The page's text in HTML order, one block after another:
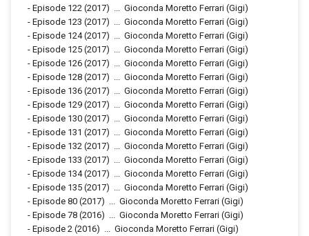
- Episode 122 (2017)
Gioconda Moretto Ferrari (Gigi)
- Episode 123 (2017)
Gioconda Moretto Ferrari (Gigi)
- Episode 124(2017)
Gioconda Moretto Ferrari (Gigi)
- Episode 125 (2017)
Gioconda Moretto Ferrari (Gigi)
- Episode 126 (2017)
Gioconda Moretto Ferrari (Gigi)
- Episode 128 (2017)
Gioconda Moretto Ferrari (Gigi)
- Episode 136 (2017)
Gioconda Moretto Ferrari (Gigi)
- Episode 129 (2017)
Gioconda Moretto Ferrari (Gigi)
- Episode 130 (2017)
Gioconda Moretto Ferrari (Gigi)
- Episode 131 (2017)
Gioconda Moretto Ferrari (Gigi)
- Episode 132 (2017)
Gioconda Moretto Ferrari (Gigi)
- Episode 133 (2017)
Gioconda Moretto Ferrari (Gigi)
- Episode 134(2017)
Gioconda Moretto Ferrari (Gigi)
- Episode 135 (2017)
Gioconda Moretto Ferrari (Gigi)
- Episode 80 (2017)
Gioconda Moretto Ferrari (Gigi)
- Episode 78 (2016)
Gioconda Moretto Ferrari (Gigi)
- Episode 2 (2016)
Gioconda Moretto Ferrari (Gigi)